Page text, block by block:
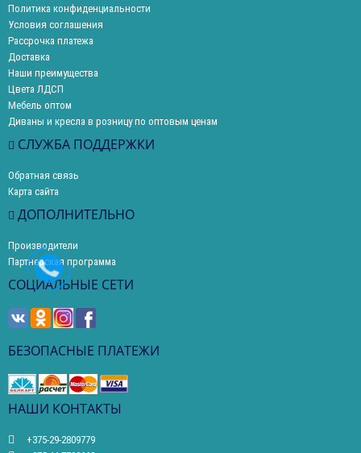
Политика конфиденциальности
Условия соглашения
Рассрочка платежа
Доставка
Наши преимущества
Цвета ЛДСП
Мебель оптом
Диваны и кресла в розницу по оптовым ценам
СЛУЖБА ПОДДЕРЖКИ
Обратная связь
Карта сайта
ДОПОЛНИТЕЛЬНО
Производители
Партнерская программа
СОЦИАЛЬНЫЕ СЕТИ
БЕЗОПАСНЫЕ ПЛАТЕЖИ
НАШИ КОНТАКТЫ
+375-29-2809779